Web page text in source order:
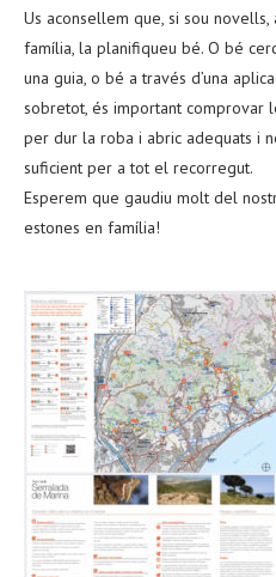
Us aconsellem que, si sou
família, la planifiqueu bé. O bé
una guia, o bé a través d’una
sobretot, és important comprovar
per dur la roba i abric adequats i
suficient per a tot el recorregut.
Esperem que gaudiu molt del
estones en família!